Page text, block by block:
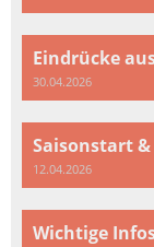
Eindrücke
30.04.2026
Saisonstart
12.04.2026